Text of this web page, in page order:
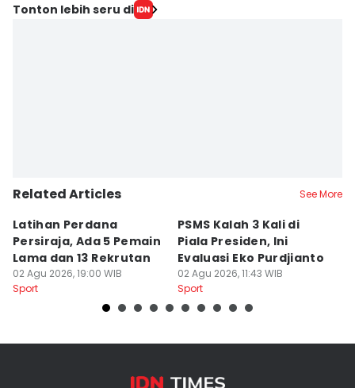
Tonton lebih seru di
Related Articles See More
Latihan Perdana
Persiraja, Ada 5 Pemain
Lama dan 13 Rekrutan
02 Agu 2026, 19:00 WIB
Sport
PSMS Kalah 3 Kali di
Piala Presiden, Ini
Evaluasi Eko Purdjianto
02 Agu 2026, 11:43 WIB
Sport